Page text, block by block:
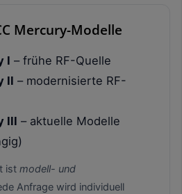
Mercury-Modelle
I – frühe RF-Quelle
II – modernisierte RF-
III – aktuelle Modelle
ist modell- und
Anfrage wird individuell